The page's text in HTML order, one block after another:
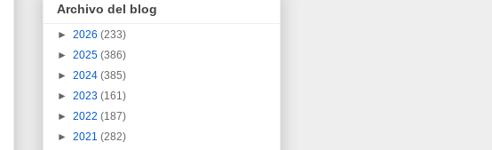
Archivo del blog
► 2026 (233)
► 2025 (386)
► 2024 (385)
► 2023 (161)
► 2022 (187)
► 2021 (282)